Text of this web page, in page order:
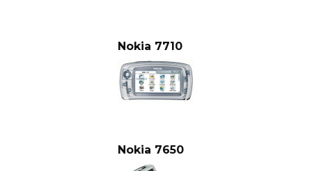
Nokia 7710
Nokia 7650